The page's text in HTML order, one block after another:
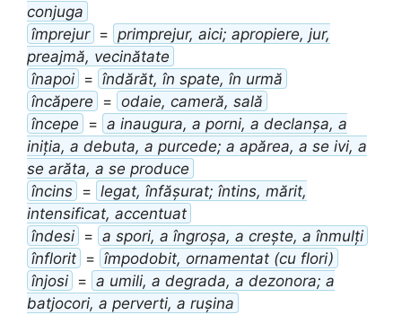
conjuga
împrejur = primprejur, aici; apropiere, jur,
preajmă, vecinătate
înapoi = îndărăt, în spate, în urmă
încăpere = odaie, cameră, sală
începe = a inaugura, a porni, a declanșa, a
iniția, a debuta, a purcede; a apărea, a se ivi, a
se arăta, a se produce
încins = legat, înfășurat; întins, mărit,
intensificat, accentuat
îndesi = a spori, a îngroșa, a crește, a înmulți
înflorit = împodobit, ornamentat (cu flori)
înjosi = a umili, a degrada, a dezonora; a
batjocori, a perverti, a rușina